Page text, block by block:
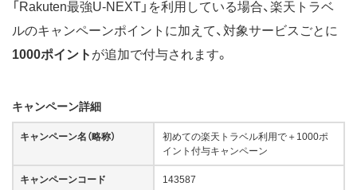
「Rakuten最強U-NEXT」を利用している場合、楽天トラベ
ルのキャンペーンポイントに加えて、対象サービスごとに
1000ポイント が追加で付与されます。
キャンペーン詳細
キャンペーン名（略称）
初めての楽天トラベル利用で＋1000ポ
イント付与キャンペーン
キャンペーンコード 143587